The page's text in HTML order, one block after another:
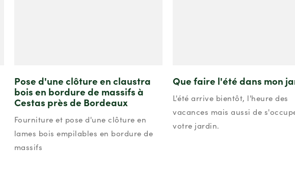
Pose d'une clôture en claustra
bois en bordure de massifs à
Cestas près de Bordeaux
Fourniture et pose d'une clôture en
lames bois empilables en bordure de
massifs
Que faire l'été dans mon
L'été arrive bientôt, l'heure des
vacances mais aussi de
votre jardin.